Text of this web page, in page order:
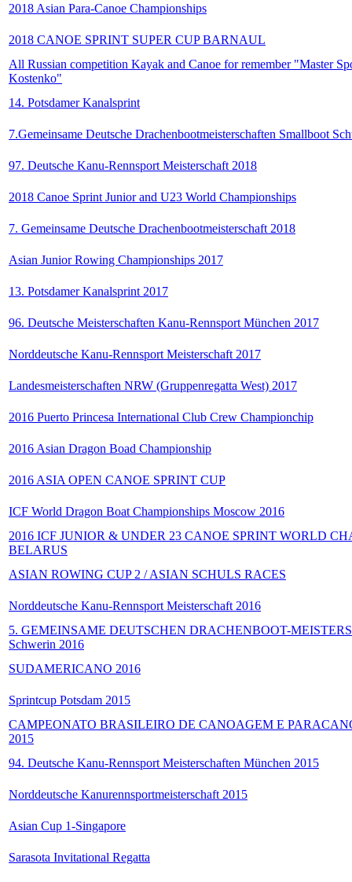
2018 Asian Para-Canoe Championships
2018 CANOE SPRINT SUPER CUP BARNAUL
All Russian competition Kayak and Canoe for remember "Master
Kostenko"
14. Potsdamer Kanalsprint
7.Gemeinsame Deutsche Drachenbootmeisterschaften Smallboot
97. Deutsche Kanu-Rennsport Meisterschaft 2018
2018 Canoe Sprint Junior and U23 World Championships
7. Gemeinsame Deutsche Drachenbootmeisterschaft 2018
Asian Junior Rowing Championships 2017
13. Potsdamer Kanalsprint 2017
96. Deutsche Meisterschaften Kanu-Rennsport München 2017
Norddeutsche Kanu-Rennsport Meisterschaft 2017
Landesmeisterschaften NRW (Gruppenregatta West) 2017
2016 Puerto Princesa International Club Crew Championchip
2016 Asian Dragon Boad Championship
2016 ASIA OPEN CANOE SPRINT CUP
ICF World Dragon Boat Championships Moscow 2016
2016 ICF JUNIOR & UNDER 23 CANOE SPRINT WORLD
BELARUS
ASIAN ROWING CUP 2 / ASIAN SCHULS RACES
Norddeutsche Kanu-Rennsport Meisterschaft 2016
5. GEMEINSAME DEUTSCHEN DRACHENBOOT-
Schwerin 2016
SUDAMERICANO 2016
Sprintcup Potsdam 2015
CAMPEONATO BRASILEIRO DE CANOAGEM E
2015
94. Deutsche Kanu-Rennsport Meisterschaften München 2015
Norddeutsche Kanurennsportmeisterschaft 2015
Asian Cup 1-Singapore
Sarasota Invitational Regatta